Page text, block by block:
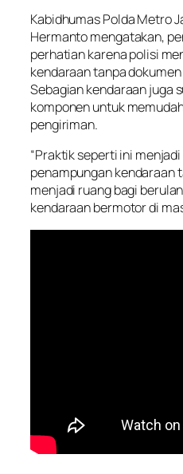
Kabidhumas Polda Metro
Hermanto mengatakan,
perhatian karena polisi
kendaraan tanpa
Sebagian kendaraan juga
komponen untuk
pengiriman.
“Praktik seperti ini
penampungan kendaraan
menjadi ruang bagi
kendaraan bermotor di